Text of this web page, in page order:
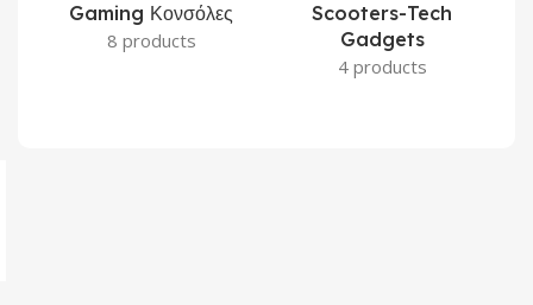
Gaming Κονσόλες
8 products
Scooters-Tech
Gadgets
4 products